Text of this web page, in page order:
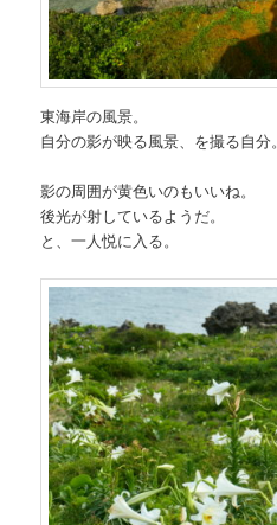
東海岸の風景。
自分の影が映る風景、を撮る自分。
影の周囲が黄色いのもいいね。
後光が射しているようだ。
と、一人悦に入る。